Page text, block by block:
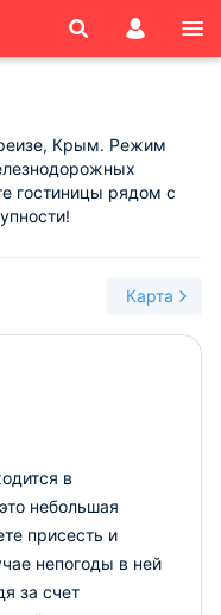
Крым. Режим
гостиницы рядом с
Карта
в
небольшая
присесть и
непогоды в ней
за счет